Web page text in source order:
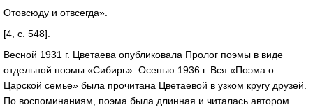
Отовсюду и отвсегда».
[4, с. 548].
Весной 1931 г. Цветаева опубликовала Пролог поэмы в виде
отдельной поэмы «Сибирь». Осенью 1936 г. Вся «Поэма о
Царской семье» была прочитана Цветаевой в узком кругу друзей.
По воспоминаниям, поэма была длинная и читалась автором